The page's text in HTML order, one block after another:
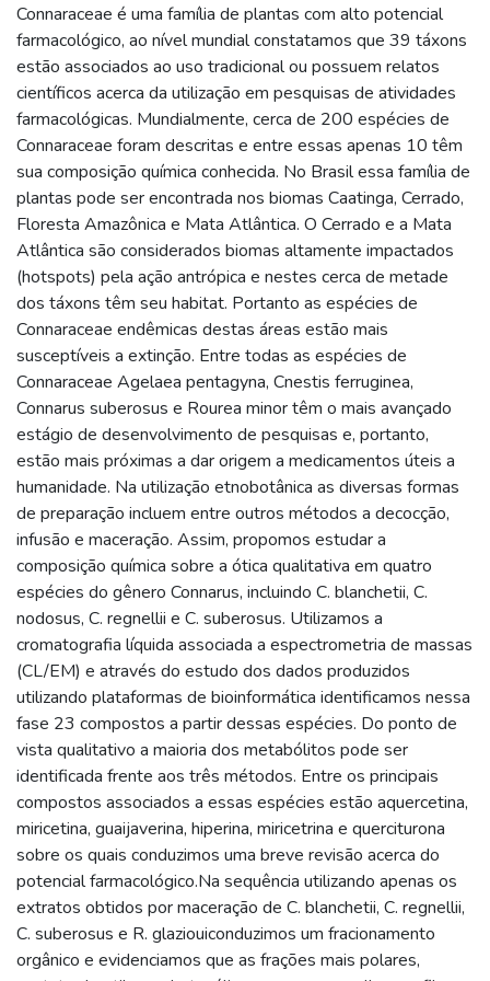
Connaraceae é uma família de plantas com alto potencial
farmacológico, ao nível mundial constatamos que 39 táxons
estão associados ao uso tradicional ou possuem relatos
científicos acerca da utilização em pesquisas de atividades
farmacológicas. Mundialmente, cerca de 200 espécies de
Connaraceae foram descritas e entre essas apenas 10 têm
sua composição química conhecida. No Brasil essa família de
plantas pode ser encontrada nos biomas Caatinga, Cerrado,
Floresta Amazônica e Mata Atlântica. O Cerrado e a Mata
Atlântica são considerados biomas altamente impactados
(hotspots) pela ação antrópica e nestes cerca de metade
dos táxons têm seu habitat. Portanto as espécies de
Connaraceae endêmicas destas áreas estão mais
susceptíveis a extinção. Entre todas as espécies de
Connaraceae Agelaea pentagyna, Cnestis ferruginea,
Connarus suberosus e Rourea minor têm o mais avançado
estágio de desenvolvimento de pesquisas e, portanto,
estão mais próximas a dar origem a medicamentos úteis a
humanidade. Na utilização etnobotânica as diversas formas
de preparação incluem entre outros métodos a decocção,
infusão e maceração. Assim, propomos estudar a
composição química sobre a ótica qualitativa em quatro
espécies do gênero Connarus, incluindo C. blanchetii, C.
nodosus, C. regnellii e C. suberosus. Utilizamos a
cromatografia líquida associada a espectrometria de massas
(CL/EM) e através do estudo dos dados produzidos
utilizando plataformas de bioinformática identificamos nessa
fase 23 compostos a partir dessas espécies. Do ponto de
vista qualitativo a maioria dos metabólitos pode ser
identificada frente aos três métodos. Entre os principais
compostos associados a essas espécies estão aquercetina,
miricetina, guaijaverina, hiperina, miricetrina e querciturona
sobre os quais conduzimos uma breve revisão acerca do
potencial farmacológico.Na sequência utilizando apenas os
extratos obtidos por maceração de C. blanchetii, C. regnellii,
C. suberosus e R. glaziouiconduzimos um fracionamento
orgânico e evidenciamos que as frações mais polares,